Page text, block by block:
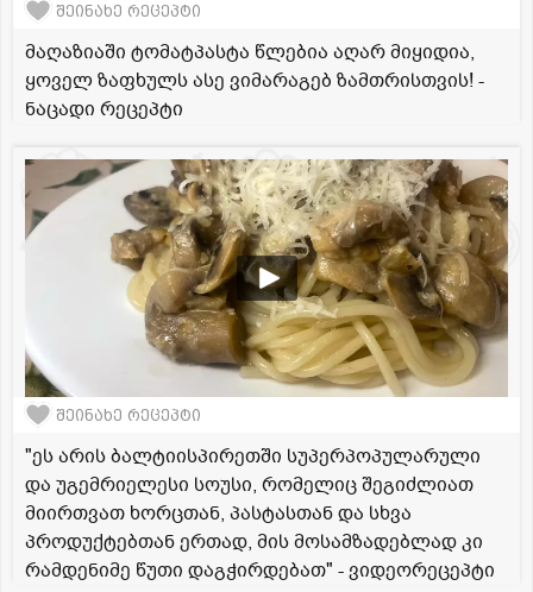
შეინახე რეცეპტი
მაღაზიაში ტომატპასტა წლებია აღარ მიყიდია,
ყოველ ზაფხულს ასე ვიმარაგებ ზამთრისთვის! -
ნაცადი რეცეპტი
შეინახე რეცეპტი
"ეს არის ბალტიისპირეთში სუპერპოპულარული
და უგემრიელესი სოუსი, რომელიც შეგიძლიათ
მიირთვათ ხორცთან, პასტასთან და სხვა
პროდუქტებთან ერთად, მის მოსამზადებლად კი
რამდენიმე წუთი დაგჭირდებათ" - ვიდეორეცეპტი